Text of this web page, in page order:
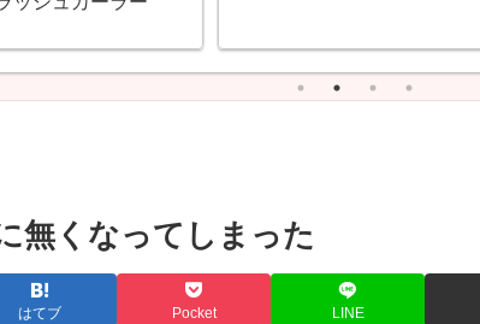
無くなってしまった
はてブ Pocket LINE